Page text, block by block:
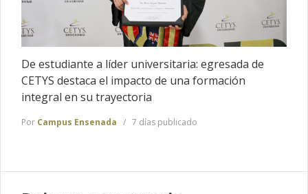
De estudiante a líder universitaria: egresada de
CETYS destaca el impacto de una formación
integral en su trayectoria
Por Campus Ensenada 7 días publicado